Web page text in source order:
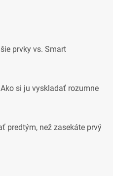
prvky vs. Smart
si ju vyskladať rozumne
predtým, než zasekáte prvý